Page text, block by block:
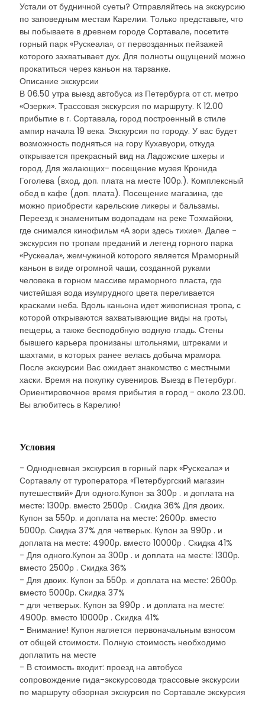
Устали от будничной суеты? Отправляйтесь на экскурсию
по заповедным местам Карелии. Только представьте, что
вы побываете в древнем городе Сортавале, посетите
горный парк «Рускеала», от первозданных пейзажей
которого захватывает дух. Для полноты ощущений можно
прокатиться через каньон на тарзанке.
Описание экскурсии
В 06.50 утра выезд автобуса из Петербурга от ст. метро
«Озерки». Трассовая экскурсия по маршруту. К 12.00
прибытие в г. Сортавала, город построенный в стиле
ампир начала 19 века. Экскурсия по городу. У вас будет
возможность подняться на гору Кухавуори, откуда
открывается прекрасный вид на Ладожские шхеры и
город. Для желающих- посещение музея Кронида
Гоголева (вход. доп. плата на месте 100р.). Комплексный
обед в кафе (доп. плата). Посещение магазина, где
можно приобрести карельские ликеры и бальзамы.
Переезд к знаменитым водопадам на реке Тохмайоки,
где снимался кинофильм «А зори здесь тихие». Далее -
экскурсия по тропам преданий и легенд горного парка
«Рускеала», жемчужиной которого является Мраморный
каньон в виде огромной чаши, созданной руками
человека в горном массиве мраморного пласта, где
чистейшая вода изумрудного цвета переливается
красками неба. Вдоль каньона идет живописная тропа, с
которой открываются захватывающие виды на гроты,
пещеры, а также бесподобную водную гладь. Стены
бывшего карьера пронизаны штольнями, штреками и
шахтами, в которых ранее велась добыча мрамора.
После экскурсии Вас ожидает знакомство с местными
хаски. Время на покупку сувениров. Выезд в Петербург.
Ориентировочное время прибытия в город - около 23.00.
Вы влюбитесь в Карелию!
Условия
- Однодневная экскурсия в горный парк «Рускеала» и
Сортавалу от туроператора «Петербургский магазин
путешествий» Для одного.Купон за 300р . и доплата на
месте: 1300р. вместо 2500р . Скидка 36% Для двоих.
Купон за 550р. и доплата на месте: 2600р. вместо
5000р. Скидка 37% для четверых. Купон за 990р . и
доплата на месте: 4900р. вместо 10000р . Скидка 41%
- Для одного.Купон за 300р . и доплата на месте: 1300р.
вместо 2500р . Скидка 36%
- Для двоих. Купон за 550р. и доплата на месте: 2600р.
вместо 5000р. Скидка 37%
- для четверых. Купон за 990р . и доплата на месте:
4900р. вместо 10000р . Скидка 41%
- Внимание! Купон является первоначальным взносом
от общей стоимости. Полную стоимость необходимо
доплатить на месте
- В стоимость входит: проезд на автобусе
сопровождение гида-экскурсовода трассовые экскурсии
по маршруту обзорная экскурсия по Сортавале экскурсия